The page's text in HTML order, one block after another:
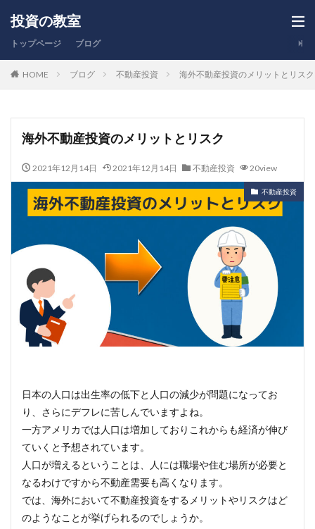
投資の教室
トップページ ブログ
HOME ブログ 不動産投資 海外不動産投資のメリットとリスク
海外不動産投資のメリットとリスク
2021年12月14日 2021年12月14日 不動産投資 20view
不動産投資
日本の人口は出生率の低下と人口の減少が問題になってお
り、さらにデフレに苦しんでいますよね。
一方アメリカでは人口は増加しておりこれからも経済が伸び
ていくと予想されています。
人口が増えるということは、人には職場や住む場所が必要と
なるわけですから不動産需要も高くなります。
では、海外において不動産投資をするメリットやリスクはど
のようなことが挙げられるのでしょうか。